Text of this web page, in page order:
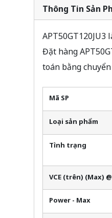
Thông Tin Sản
Đặt hàng
toán bằng
Mã SP
Loại sản phẩm
Tình trạng
VCE (trên) (Max)
Power - Max